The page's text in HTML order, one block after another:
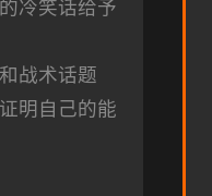
冷笑话给予
战术话题
明自己的能